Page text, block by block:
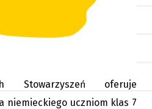
Stowarzyszeń oferuje
niemieckiego uczniom klas 7